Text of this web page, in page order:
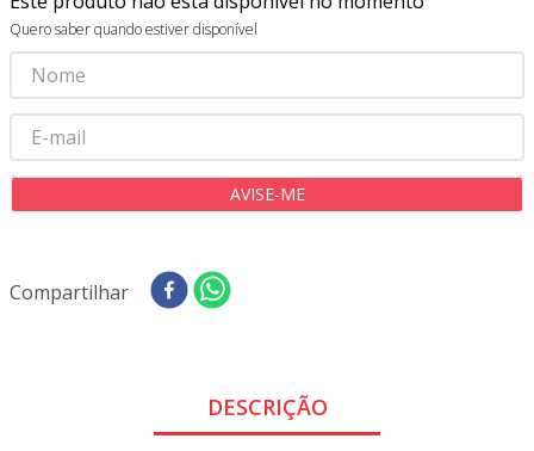
Quero saber quando estiver disponível
Compartilhar
DESCRIÇÃO
8º
tricoline digital
9º
tecido oxford
10º toalha mesa